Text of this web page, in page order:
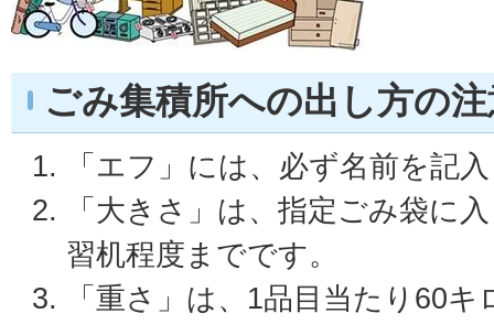
ごみ集積所への出し方の
「エフ」には、必ず名前を記
「大きさ」は、指定ごみ袋に
習机程度までです。
「重さ」は、1品目当たり60